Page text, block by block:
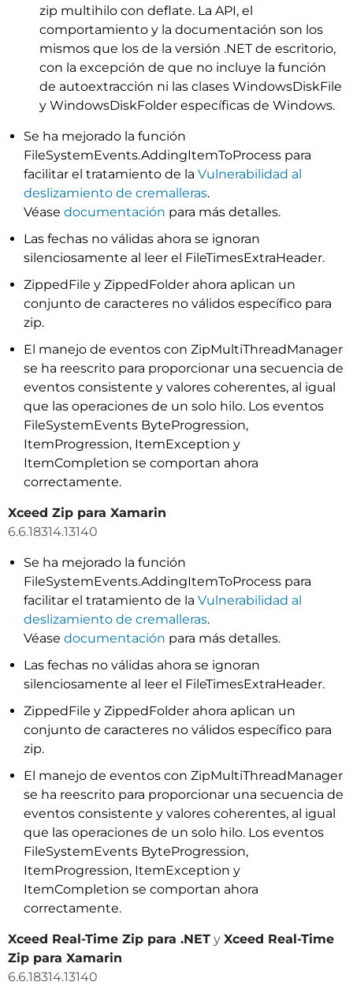
zip multihilo con deflate. La API, el
comportamiento y la documentación son los
mismos que los de la versión .NET de escritorio,
con la excepción de que no incluye la función
de autoextracción ni las clases WindowsDiskFile
y WindowsDiskFolder específicas de Windows.
Se ha mejorado la función
FileSystemEvents.AddingItemToProcess para
facilitar el tratamiento de la Vulnerabilidad al
deslizamiento de cremalleras.
Véase documentación para más detalles.
Las fechas no válidas ahora se ignoran
silenciosamente al leer el FileTimesExtraHeader.
ZippedFile y ZippedFolder ahora aplican un
conjunto de caracteres no válidos específico para
zip.
El manejo de eventos con ZipMultiThreadManager
se ha reescrito para proporcionar una secuencia de
eventos consistente y valores coherentes, al igual
que las operaciones de un solo hilo. Los eventos
FileSystemEvents ByteProgression,
ItemProgression, ItemException y
ItemCompletion se comportan ahora
correctamente.
Xceed Zip para Xamarin
6.6.18314.13140
Se ha mejorado la función
FileSystemEvents.AddingItemToProcess para
facilitar el tratamiento de la Vulnerabilidad al
deslizamiento de cremalleras.
Véase documentación para más detalles.
Las fechas no válidas ahora se ignoran
silenciosamente al leer el FileTimesExtraHeader.
ZippedFile y ZippedFolder ahora aplican un
conjunto de caracteres no válidos específico para
zip.
El manejo de eventos con ZipMultiThreadManager
se ha reescrito para proporcionar una secuencia de
eventos consistente y valores coherentes, al igual
que las operaciones de un solo hilo. Los eventos
FileSystemEvents ByteProgression,
ItemProgression, ItemException y
ItemCompletion se comportan ahora
correctamente.
Xceed Real-Time Zip para .NET y Xceed Real-Time
Zip para Xamarin
6.6.18314.13140